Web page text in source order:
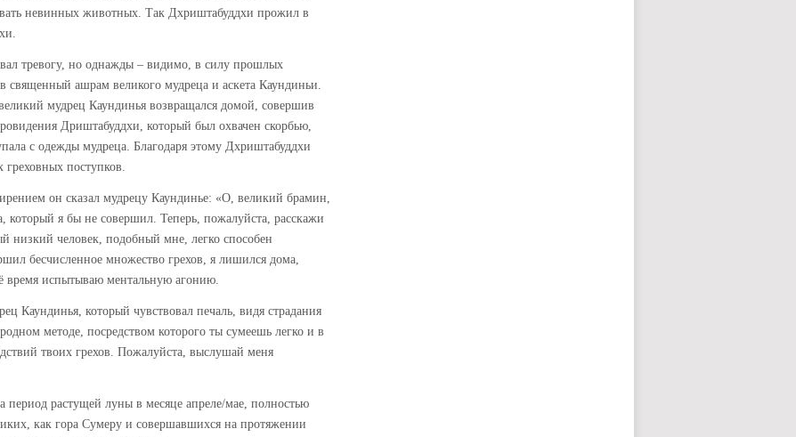
невинных животных. Так Дхриштабуддхи прожил в
тревогу, но однажды – видимо, в силу прошлых
священный ашрам великого мудреца и аскета Каундиньи.
мудрец Каундинья возвращался домой, совершив
Дриштабуддхи, который был охвачен скорбью,
с одежды мудреца. Благодаря этому Дхриштабуддхи
греховных поступков.
он сказал мудрецу Каундинье: «О, великий брамин,
который я бы не совершил. Теперь, пожалуйста, расскажи
низкий человек, подобный мне, легко способен
бесчисленное множество грехов, я лишился дома,
время испытываю ментальную агонию.
Каундинья, который чувствовал печаль, видя страдания
методе, посредством которого ты сумеешь легко и в
твоих грехов. Пожалуйста, выслушай меня
растущей луны в месяце апреле/мае, полностью
как гора Сумеру и совершавшихся на протяжении